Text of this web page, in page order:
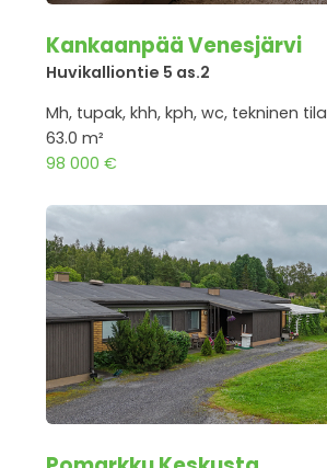
Kankaanpää Venesjärvi
Huvikalliontie 5 as.2
Mh, tupak, khh, kph, wc, tekninen tila
63.0 m²
98 000 €